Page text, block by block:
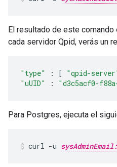
El resultado de este comando
cada servidor Qpid, verás un
"type" : [ "qpid-
"uUID"
: "d3c5acf0-
Para Postgres, ejecuta el
curl -u